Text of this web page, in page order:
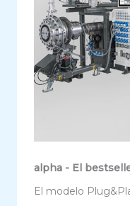
alpha - El
El modelo